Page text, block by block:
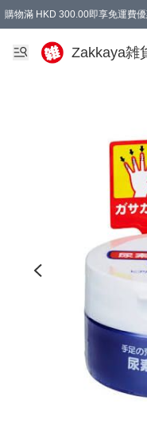
購物滿 HKD 300.00即享免運費
Zakkaya雑